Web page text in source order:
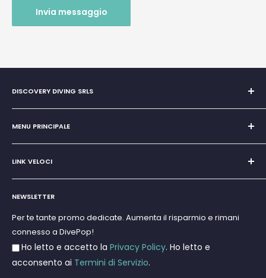
Invia messaggio
DISCOVERY DIVING SRLS
Unipersonale di Giovanni Chiera di Vasco
San Teodoro, Marina di Puntaldia 07052
MENU PRINCIPALE
Home
Super Promo
Marchi
Subacquea
Apnea e Spearfishing
Gift Cards
LINK VELOCI
Cerca
Termini e Condizioni
Privacy Policy
Resi e Rimborsi
Spedizioni
NEWSLETTER
Per te tante promo dedicate. Aumenta il risparmio e rimani
connesso a DivePop!
Ho letto e accetto la Privacy Policy. Ho letto e
acconsento ai Termini di Servizio.